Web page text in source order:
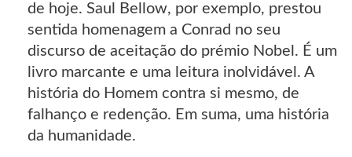
de hoje. Saul Bellow, por exemplo, prestou
sentida homenagem a Conrad no seu
discurso de aceitação do prémio Nobel. É um
livro marcante e uma leitura inolvidável. A
história do Homem contra si mesmo, de
falhanço e redenção. Em suma, uma história
da humanidade.